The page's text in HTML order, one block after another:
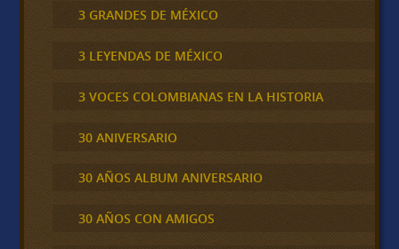
3 GRANDES DE MÉXICO
3 LEYENDAS DE MÉXICO
3 VOCES COLOMBIANAS EN LA HISTORIA
30 ANIVERSARIO
30 AÑOS ALBUM ANIVERSARIO
30 AÑOS CON AMIGOS